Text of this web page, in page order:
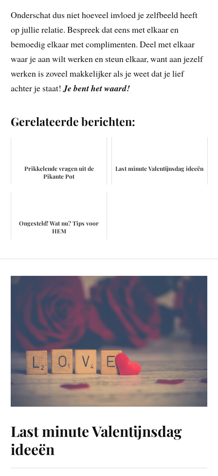
Onderschat dus niet hoeveel invloed je zelfbeeld heeft
op jullie relatie. Bespreek dat eens met elkaar en
bemoedig elkaar met complimenten. Deel met elkaar
waar je aan wilt werken en steun elkaar, want aan jezelf
werken is zoveel makkelijker als je weet dat je lief
achter je staat!Je bent het waard!
Gerelateerde berichten:
Prikkelende vragen uit de
Pikante Pot
Last minute Valentijnsdag ideeën
Ongesteld! Wat nu? Tips voor
HEM
Last minute Valentijnsdag
ideeën